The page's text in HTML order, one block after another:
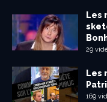
Les
29
Les
169